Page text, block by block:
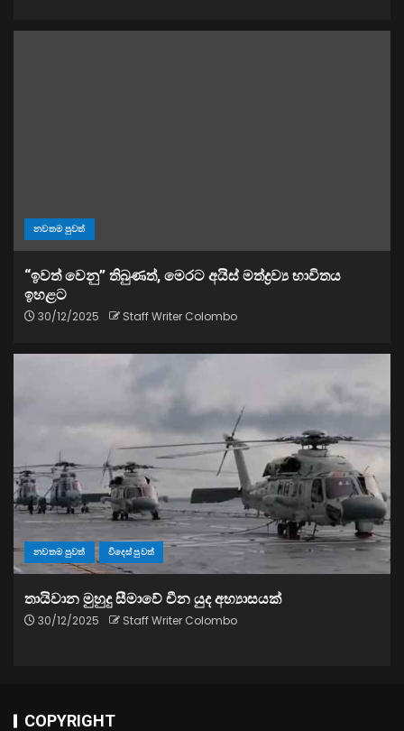
නවතම පුවත්
“ඉවත් වෙනු” තිබුණත්, මෙරට අයිස් මත්ද්‍රව්‍ය භාවිතය
ඉහළට
30/12/2025 Staff Writer Colombo
නවතම පුවත් විදෙස් පුවත්
තායිවාන මුහුදු සීමාවේ චීන යුද අභ්‍යාසයක්
30/12/2025 Staff Writer Colombo
COPYRIGHT